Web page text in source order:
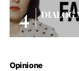
DIALOG
Opinione